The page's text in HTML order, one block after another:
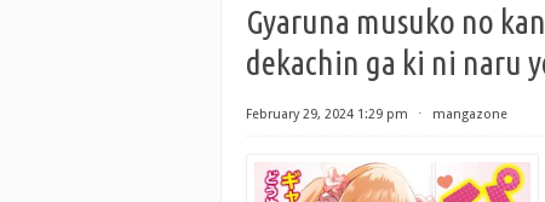
Gyaruna musuko no
dekachin ga ki ni naru
February 29, 2024 1:29 pm ⋅ mangazone